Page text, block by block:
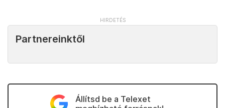
Partnereinktől
Állítsd be a Telexet